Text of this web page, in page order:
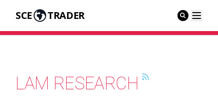
SCE TRADER
LAM RESEARCH